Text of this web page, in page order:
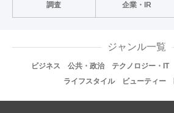
調査 企業・IR
ジャンル一覧
ビジネス 公共・政治 テクノロジー・IT
ライフスタイル
ビューティー